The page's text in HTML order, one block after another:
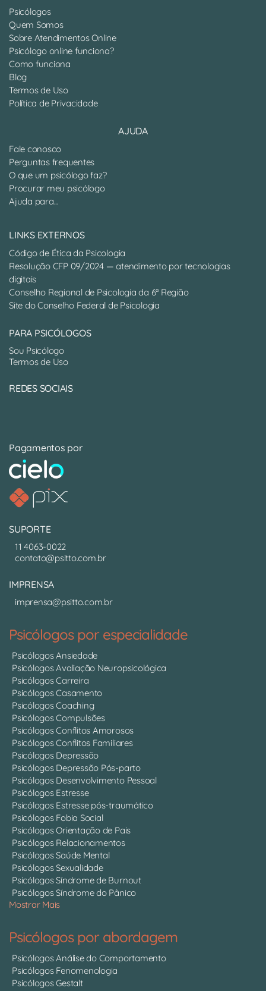
Psicólogos
Quem Somos
Sobre Atendimentos Online
Psicólogo online funciona?
Como funciona
Blog
Termos de Uso
Política de Privacidade
AJUDA
Fale conosco
Perguntas frequentes
O que um psicólogo faz?
Procurar meu psicólogo
Ajuda para...
LINKS EXTERNOS
Código de Ética da Psicologia
Resolução CFP 09/2024 — atendimento por tecnologias
digitais
Conselho Regional de Psicologia da 6ª Região
Site do Conselho Federal de Psicologia
PARA PSICÓLOGOS
Sou Psicólogo
Termos de Uso
REDES SOCIAIS
Pagamentos por
SUPORTE
11 4063-0022
contato@psitto.com.br
IMPRENSA
imprensa@psitto.com.br
Psicólogos por especialidade
Psicólogos Ansiedade
Psicólogos Avaliação Neuropsicológica
Psicólogos Carreira
Psicólogos Casamento
Psicólogos Coaching
Psicólogos Compulsões
Psicólogos Conflitos Amorosos
Psicólogos Conflitos Familiares
Psicólogos Depressão
Psicólogos Depressão Pós-parto
Psicólogos Desenvolvimento Pessoal
Psicólogos Estresse
Psicólogos Estresse pós-traumático
Psicólogos Fobia Social
Psicólogos Orientação de Pais
Psicólogos Relacionamentos
Psicólogos Saúde Mental
Psicólogos Sexualidade
Psicólogos Síndrome de Burnout
Psicólogos Síndrome do Pânico
Mostrar Mais
Psicólogos por abordagem
Psicólogos Análise do Comportamento
Psicólogos Fenomenologia
Psicólogos Gestalt